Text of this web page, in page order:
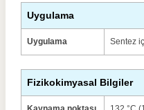
Uygulama
Uygulama Sentez
Fizikokimyasal Bilgiler